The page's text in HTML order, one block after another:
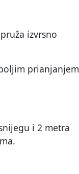
izvrsno
prianjanjem
i 2 metra